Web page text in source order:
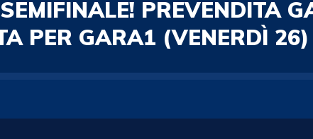
PREVENDITA
PER GARA1 (VENERDÌ 26)